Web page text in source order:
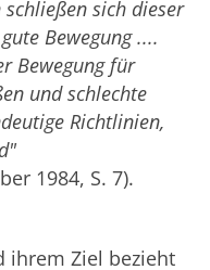
sich dieser
Bewegung ....
Bewegung für
und schlechte
Richtlinien,
1984, S. 7).
ihrem Ziel bezieht